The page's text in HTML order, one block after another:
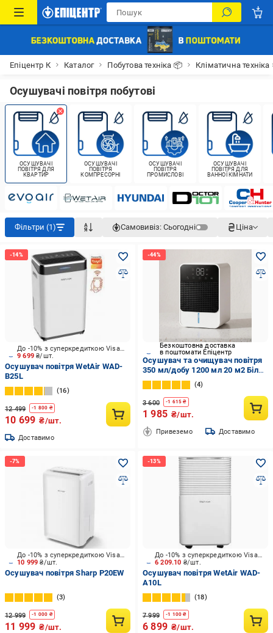
Епіцентр К Каталог Побутова техніка 📦 Кліматична
Осушувачі повітря побутові
ОСУШУВАЧІ
ПОВІТРЯ ДЛЯ
КВАРТИР
ОСУШУВАЧІ
ПОВІТРЯ
КОМПРЕСОРНІ
ОСУШУВАЧІ
ПОВІТРЯ
ПРОМИСЛОВІ
ОСУШУВАЧІ
ПОВІТРЯ ДЛЯ
ВАННОЇ КІМНАТИ
Фільтри (1) Самовивіз: Сьогодні Ціна
9 699₴/шт.
До -10% з суперкредиткою Visa Вигода
Осушувач повітря WetAir WAD-
B25L
16
12 499 -1 800 ₴
10 699 ₴/шт.
Доставимо
Безкоштовна доставка
в поштомати Епіцентр
Осушувач та очищувач повітря
350 мл/добу 1200 мл 20 м2 Білий
(0285-0001)
4
3 600 -1 615 ₴
1 985 ₴/шт.
Привеземо Доставимо
10 999₴/шт.
До -10% з суперкредиткою Visa Вигода
Осушувач повітря Sharp P20EW
3
12 999 -1 000 ₴
11 999 ₴/шт.
6 209.10 ₴/шт.
До -10% з суперкредиткою Visa Вигода
Осушувач повітря WetAir WAD-
A10L
18
7 999 -1 100 ₴
6 899 ₴/шт.